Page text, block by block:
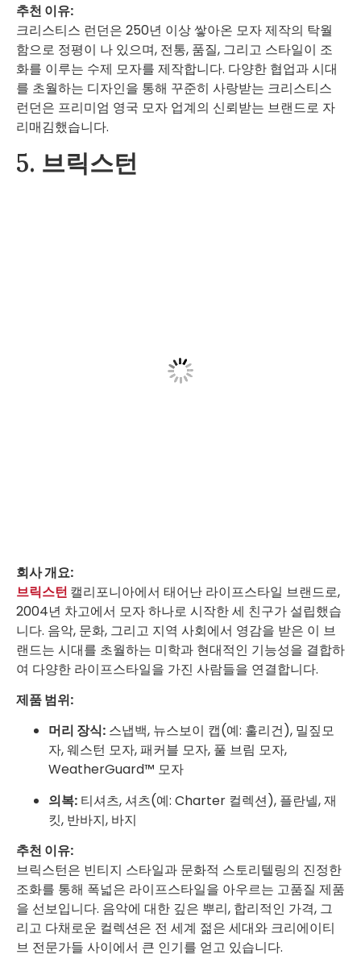
추천 이유:
크리스티스 런던은 250년 이상 쌓아온 모자 제작의 탁월
함으로 정평이 나 있으며, 전통, 품질, 그리고 스타일이 조
화를 이루는 수제 모자를 제작합니다. 다양한 협업과 시대
를 초월하는 디자인을 통해 꾸준히 사랑받는 크리스티스
런던은 프리미엄 영국 모자 업계의 신뢰받는 브랜드로 자
리매김했습니다.
5. 브릭스턴
회사 개요:
브릭스턴 캘리포니아에서 태어난 라이프스타일 브랜드로,
2004년 차고에서 모자 하나로 시작한 세 친구가 설립했습
니다. 음악, 문화, 그리고 지역 사회에서 영감을 받은 이 브
랜드는 시대를 초월하는 미학과 현대적인 기능성을 결합하
여 다양한 라이프스타일을 가진 사람들을 연결합니다.
제품 범위:
머리 장식: 스냅백, 뉴스보이 캡(예: 훌리건), 밀짚모
자, 웨스턴 모자, 패커블 모자, 풀 브림 모자,
WeatherGuard™ 모자
의복: 티셔츠, 셔츠(예: Charter 컬렉션), 플란넬, 재
킷, 반바지, 바지
추천 이유:
브릭스턴은 빈티지 스타일과 문화적 스토리텔링의 진정한
조화를 통해 폭넓은 라이프스타일을 아우르는 고품질 제품
을 선보입니다. 음악에 대한 깊은 뿌리, 합리적인 가격, 그
리고 다채로운 컬렉션은 전 세계 젊은 세대와 크리에이티
브 전문가들 사이에서 큰 인기를 얻고 있습니다.